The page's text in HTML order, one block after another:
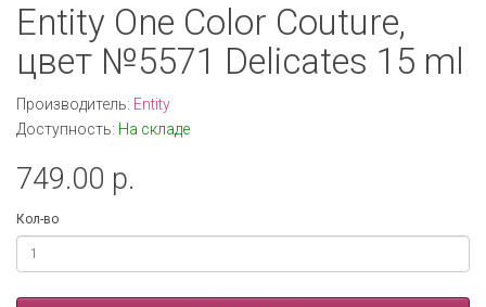
Entity One Color Couture,
цвет №5571 Delicates 15 ml
Производитель: Entity
Доступность: На складе
749.00 р.
Кол-во